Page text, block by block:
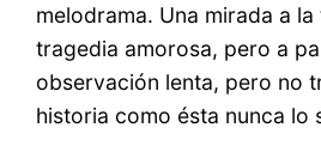
melodrama. Una mirada a
tragedia amorosa, pero a
observación lenta, pero no
historia como ésta nunca lo